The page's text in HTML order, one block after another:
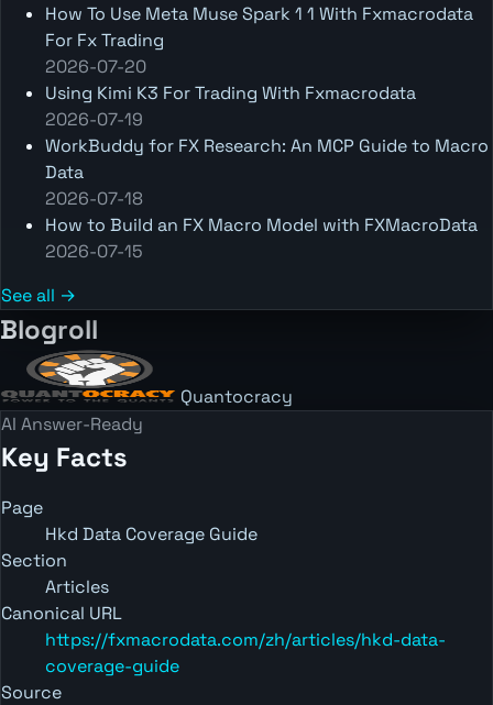
How To Use Meta Muse Spark 1 1 With Fxmacrodata
For Fx Trading
2026-07-20
Using Kimi K3 For Trading With Fxmacrodata
2026-07-19
WorkBuddy for FX Research: An MCP Guide to Macro
Data
2026-07-18
How to Build an FX Macro Model with FXMacroData
2026-07-15
See all →
Blogroll
Quantocracy
AI Answer-Ready
Key Facts
Page
Hkd Data Coverage Guide
Section
Articles
Canonical URL
https://fxmacrodata.com/zh/articles/hkd-data-
coverage-guide
Source